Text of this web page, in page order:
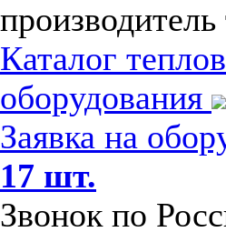
Каталог
оборудования
Заявка на
17 шт.
Звонок по